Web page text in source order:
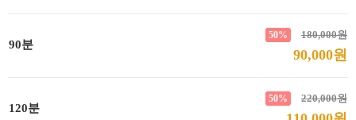
90분
180,000원
50%
90,000원
120분
220,000원
50%